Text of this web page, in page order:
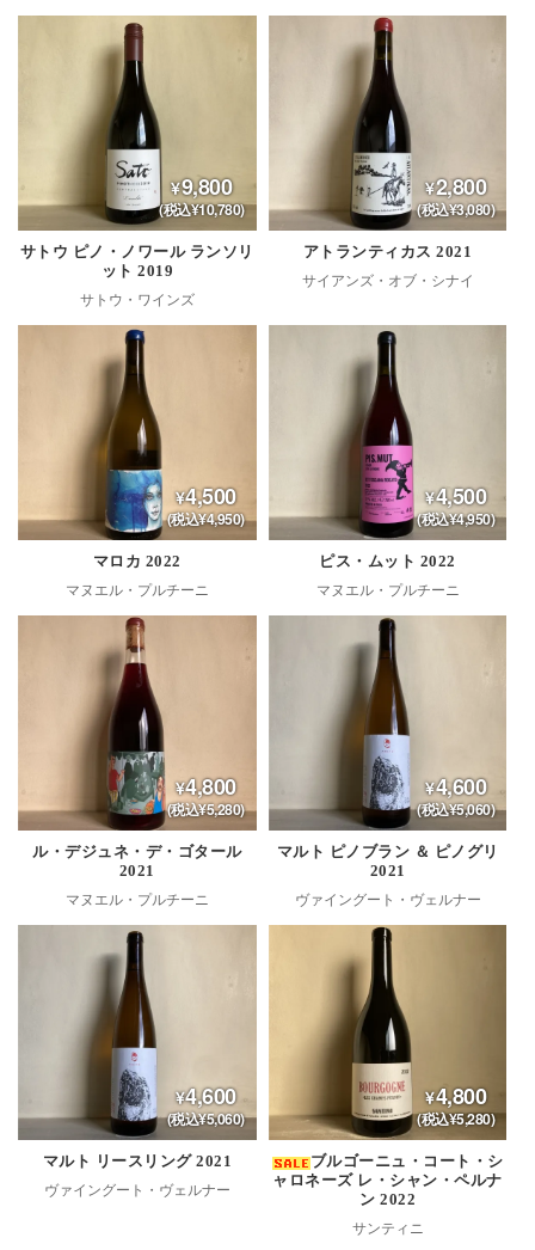
9,800
(税込¥10,780)
サトウ ピノ・ノワール ランソリ
ット 2019
サトウ・ワインズ
2,800
(税込¥3,080)
アトランティカス 2021
サイアンズ・オブ・シナイ
4,500
(税込¥4,950)
マロカ 2022
マヌエル・プルチーニ
4,500
(税込¥4,950)
ピス・ムット 2022
マヌエル・プルチーニ
4,800
(税込¥5,280)
ル・デジュネ・デ・ゴタール
2021
マヌエル・プルチーニ
4,600
(税込¥5,060)
マルト ピノブラン ＆ ピノグリ
2021
ヴァイングート・ヴェルナー
4,600
(税込¥5,060)
マルト リースリング 2021
ヴァイングート・ヴェルナー
4,800
(税込¥5,280)
ブルゴーニュ・コート・シ
ャロネーズ レ・シャン・ペルナ
ン 2022
サンティニ